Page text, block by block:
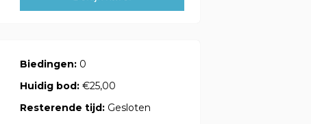
Biedingen: 0
Huidig bod:€25,00
Resterende tijd: Gesloten